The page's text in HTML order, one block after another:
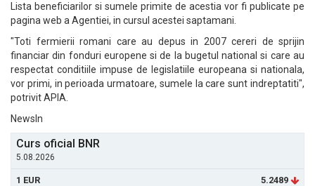
Lista beneficiarilor si sumele primite de acestia vor fi publicate pe
pagina web a Agentiei, in cursul acestei saptamani.
"Toti fermierii romani care au depus in 2007 cereri de sprijin
financiar din fonduri europene si de la bugetul national si care au
respectat conditiile impuse de legislatiile europeana si nationala,
vor primi, in perioada urmatoare, sumele la care sunt indreptatiti",
potrivit APIA.
NewsIn
Curs oficial BNR
5.08.2026
1 EUR
5.2489